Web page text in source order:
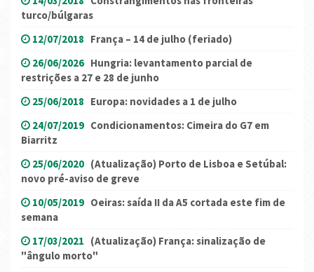
turco/búlgaras
12/07/2018 França – 14 de julho (feriado)
26/06/2026 Hungria: levantamento parcial de
restrições a 27 e 28 de junho
25/06/2018 Europa: novidades a 1 de julho
24/07/2019 Condicionamentos: Cimeira do G7 em
Biarritz
25/06/2020 (Atualização) Porto de Lisboa e Setúbal:
novo pré-aviso de greve
10/05/2019 Oeiras: saída II da A5 cortada este fim de
semana
17/03/2021 (Atualização) França: sinalização de
"ângulo morto"